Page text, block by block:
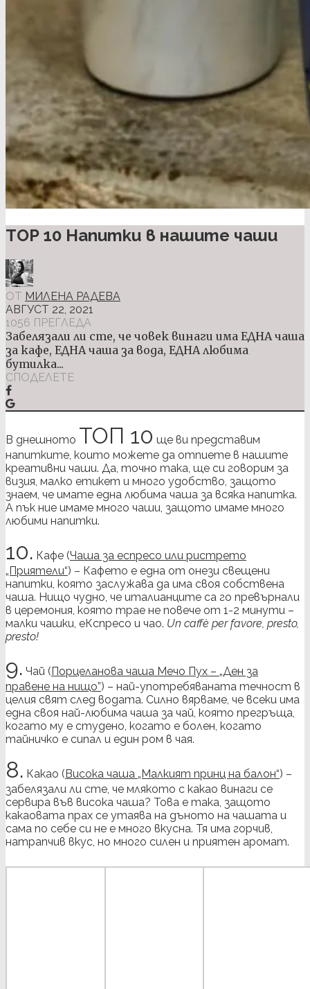
TOP 10 Напитки в нашите чаши
ОТ МИЛЕНА РАДЕВА
АВГУСТ 22, 2021
1056 ПРЕГЛЕДА
Забелязали ли сте, че човек винаги има ЕДНА чаша
за кафе, ЕДНА чаша за вода, ЕДНА любима
бутилка...
СПОДЕЛЕТЕ
В днешното ТОП 10 ще ви представим
напитките, които можете да отпиете в нашите
креативни чаши. Да, точно така, ще си говорим за
визия, малко етикет и много удобство, защото
знаем, че имате една любима чаша за всяка напитка.
А пък ние имаме много чаши, защото имаме много
любими напитки.
10. Кафе (Чаша за еспресо или ристрето
„Приятели“) – Кафето е една от онези свещени
напитки, която заслужава да има своя собствена
чаша. Нищо чудно, че италианците са го превърнали
в церемония, която трае не повече от 1-2 минути –
малки чашки, еКспресо и чао. Un caffè per favore, presto,
presto!
9. Чай (Порцеланова чаша Мечо Пух – „Ден за
правене на нищо”) – най-употребяваната течност в
целия свят след водата. Силно вярваме, че всеки има
една своя най-любима чаша за чай, която прегръща,
когато му е студено, когато е болен, когато
тайничко е сипал и един ром в чая.
8. Какао (Висока чаша „Малкият принц на балон“) –
забелязали ли сте, че млякото с какао винаги се
сервира във висока чаша? Това е така, защото
какаовата прах се утаява на дъното на чашата и
сама по себе си не е много вкусна. Тя има горчив,
натрапчив вкус, но много силен и приятен аромат.